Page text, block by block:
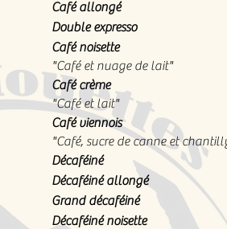
Café allongé
Double expresso
Café noisette
"Café et nuage de lait"
Café crème
"Café et lait"
Café viennois
"Café, sucre de canne et
Décaféiné
Décaféiné allongé
Grand décaféiné
Décaféiné noisette